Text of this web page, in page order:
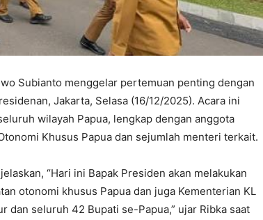
Subianto menggelar pertemuan penting dengan
Jakarta, Selasa (16/12/2025). Acara ini
wilayah Papua, lengkap dengan anggota
Khusus Papua dan sejumlah menteri terkait.​
“Hari ini Bapak Presiden akan melakukan
otonomi khusus Papua dan juga Kementerian KL
dan seluruh 42 Bupati se-Papua,” ujar Ribka saat